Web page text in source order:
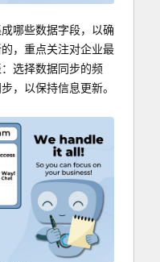
哪些数据字段，以确
，重点关注对企业最
选择数据同步的频
，以保持信息更新。